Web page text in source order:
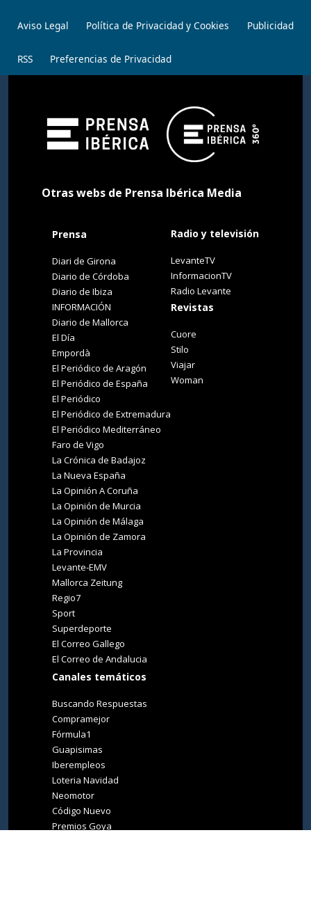
Aviso Legal Política de Privacidad y Cookies Publicidad
RSS Preferencias de Privacidad
Otras webs de Prensa Ibérica Media
Prensa
Diari de Girona
Diario de Córdoba
Diario de Ibiza
INFORMACIÓN
Diario de Mallorca
El Día
Empordà
El Periódico de Aragón
El Periódico de España
El Periódico
El Periódico de Extremadura
El Periódico Mediterráneo
Faro de Vigo
La Crónica de Badajoz
La Nueva España
La Opinión A Coruña
La Opinión de Murcia
La Opinión de Málaga
La Opinión de Zamora
La Provincia
Levante-EMV
Mallorca Zeitung
Regio7
Sport
Superdeporte
El Correo Gallego
El Correo de Andalucia
Canales temáticos
Buscando Respuestas
Compramejor
Fórmula1
Guapisimas
Iberempleos
Loteria Navidad
Neomotor
Código Nuevo
Premios Goya
Radio y televisión
LevanteTV
InformacionTV
Radio Levante
Revistas
Cuore
Stilo
Viajar
Woman